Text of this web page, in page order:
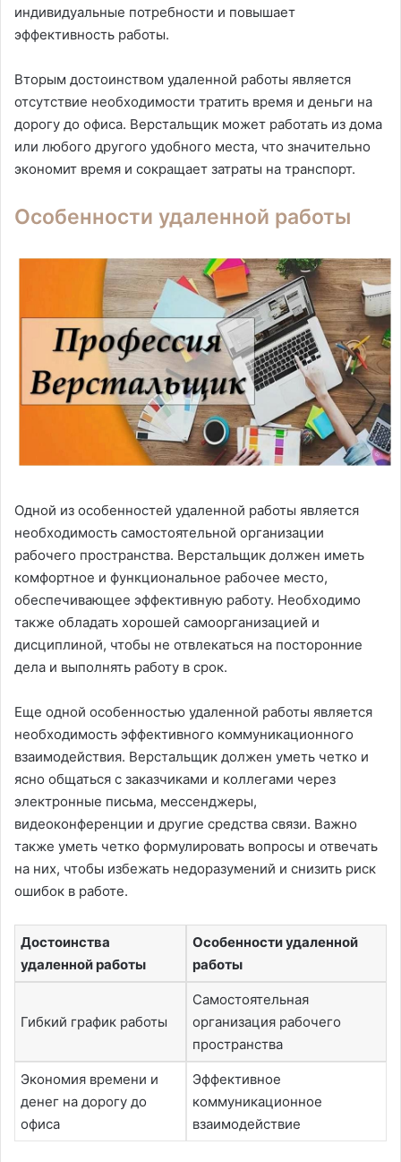
индивидуальные потребности и повышает
эффективность работы.
Вторым достоинством удаленной работы является
отсутствие необходимости тратить время и деньги на
дорогу до офиса. Верстальщик может работать из дома
или любого другого удобного места, что значительно
экономит время и сокращает затраты на транспорт.
Особенности удаленной работы
Одной из особенностей удаленной работы является
необходимость самостоятельной организации
рабочего пространства. Верстальщик должен иметь
комфортное и функциональное рабочее место,
обеспечивающее эффективную работу. Необходимо
также обладать хорошей самоорганизацией и
дисциплиной, чтобы не отвлекаться на посторонние
дела и выполнять работу в срок.
Еще одной особенностью удаленной работы является
необходимость эффективного коммуникационного
взаимодействия. Верстальщик должен уметь четко и
ясно общаться с заказчиками и коллегами через
электронные письма, мессенджеры,
видеоконференции и другие средства связи. Важно
также уметь четко формулировать вопросы и отвечать
на них, чтобы избежать недоразумений и снизить риск
ошибок в работе.
Достоинства
удаленной работы
Особенности удаленной
работы
Гибкий график работы
Самостоятельная
организация рабочего
пространства
Экономия времени и
денег на дорогу до
офиса
Эффективное
коммуникационное
взаимодействие